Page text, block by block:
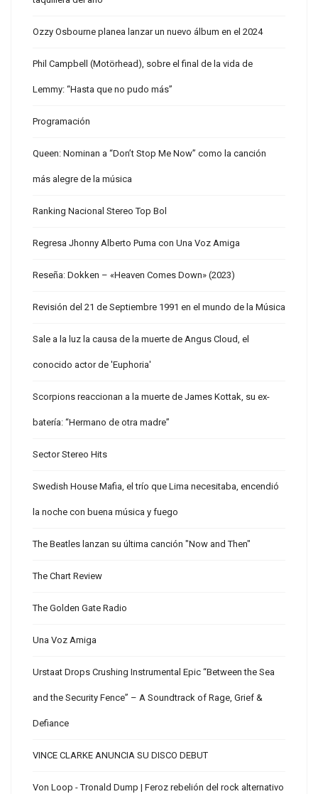
Ozzy Osbourne planea lanzar un nuevo álbum en el 2024
Phil Campbell (Motörhead), sobre el final de la vida de
Lemmy: “Hasta que no pudo más”
Programación
Queen: Nominan a “Don’t Stop Me Now” como la canción
más alegre de la música
Ranking Nacional Stereo Top Bol
Regresa Jhonny Alberto Puma con Una Voz Amiga
Reseña: Dokken – «Heaven Comes Down» (2023)
Revisión del 21 de Septiembre 1991 en el mundo de la Música
Sale a la luz la causa de la muerte de Angus Cloud, el
conocido actor de 'Euphoria'
Scorpions reaccionan a la muerte de James Kottak, su ex-
batería: “Hermano de otra madre”
Sector Stereo Hits
Swedish House Mafia, el trío que Lima necesitaba, encendió
la noche con buena música y fuego
The Beatles lanzan su última canción "Now and Then"
The Chart Review
The Golden Gate Radio
Una Voz Amiga
Urstaat Drops Crushing Instrumental Epic “Between the Sea
and the Security Fence” – A Soundtrack of Rage, Grief &
Defiance
VINCE CLARKE ANUNCIA SU DISCO DEBUT
Von Loop - Tronald Dump | Feroz rebelión del rock alternativo